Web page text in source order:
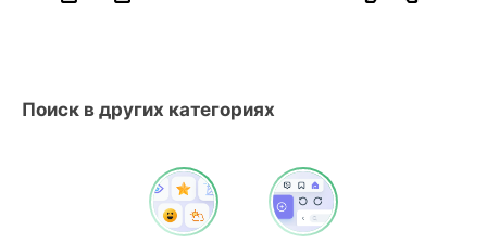
Поиск в других категориях